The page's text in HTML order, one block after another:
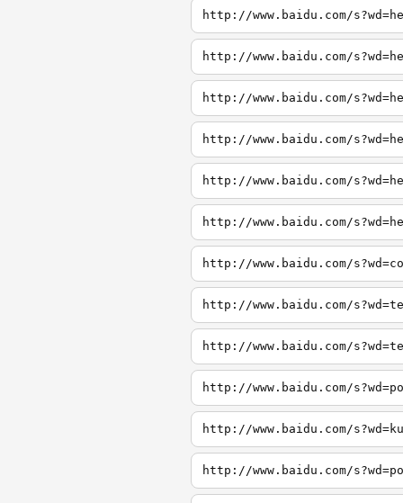
http://www.baidu.com/
http://www.baidu.com/
http://www.baidu.com/
http://www.baidu.com/
http://www.baidu.com/
http://www.baidu.com/
http://www.baidu.com/
http://www.baidu.com/
http://www.baidu.com/
http://www.baidu.com/
http://www.baidu.com/
http://www.baidu.com/